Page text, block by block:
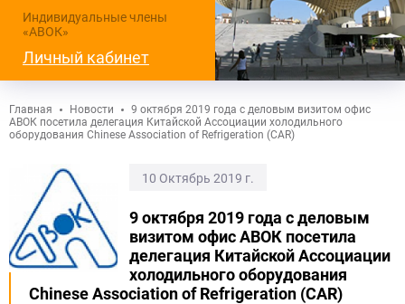
Индивидуальные члены
«АВОК»
Личный кабинет
Главная Новости
9 октября 2019 года с деловым визитом офис
АВОК посетила делегация Китайской Ассоциации холодильного
оборудования Chinese Association of Refrigeration (CAR)
10 Октябрь 2019 г.
9 октября 2019 года с деловым
визитом офис АВОК посетила
делегация Китайской Ассоциации
холодильного оборудования
Chinese Association of Refrigeration (CAR)